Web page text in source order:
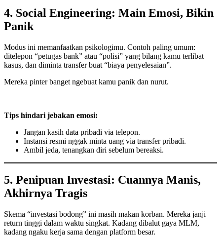
4. Social Engineering: Main Emosi, Bikin
Panik
Modus ini memanfaatkan psikologimu. Contoh paling umum:
ditelepon “petugas bank” atau “polisi” yang bilang kamu terlibat
kasus, dan diminta transfer buat “biaya penyelesaian”.
Mereka pinter banget ngebuat kamu panik dan nurut.
Tips hindari jebakan emosi:
Jangan kasih data pribadi via telepon.
Instansi resmi nggak minta uang via transfer pribadi.
Ambil jeda, tenangkan diri sebelum bereaksi.
5. Penipuan Investasi: Cuannya Manis,
Akhirnya Tragis
Skema “investasi bodong” ini masih makan korban. Mereka janji
return tinggi dalam waktu singkat. Kadang dibalut gaya MLM,
kadang ngaku kerja sama dengan platform besar.